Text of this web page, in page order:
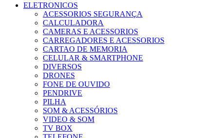
ELETRONICOS
ACESSORIOS SEGURANÇA
CALCULADORA
CAMERAS E ACESSORIOS
CARREGADORES E ACESSORIOS
CARTAO DE MEMORIA
CELULAR & SMARTPHONE
DIVERSOS
DRONES
FONE DE OUVIDO
PENDRIVE
PILHA
SOM & ACESSÓRIOS
VIDEO & SOM
TV BOX